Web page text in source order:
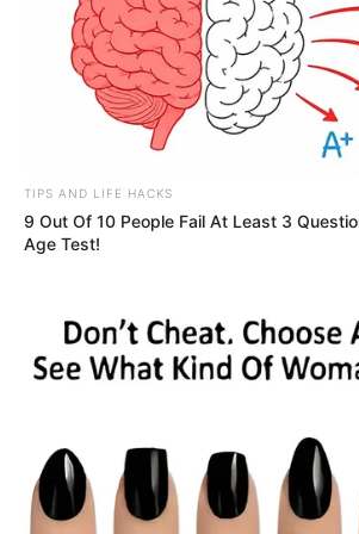
En el clip que fue grabado en
TIPS AND LIFE HACKS
9 Out Of 10 People Fail At Least 3
Age Test!